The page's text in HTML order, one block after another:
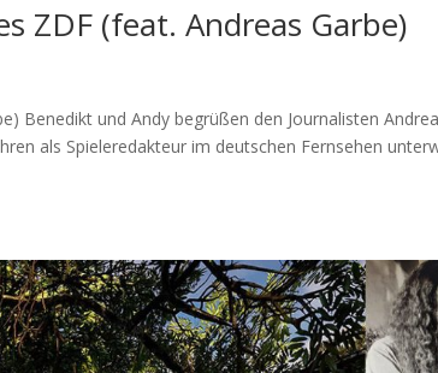
ZDF (feat. Andreas Garbe)
Benedikt und Andy begrüßen den Journalisten
als Spieleredakteur im deutschen Fernsehen